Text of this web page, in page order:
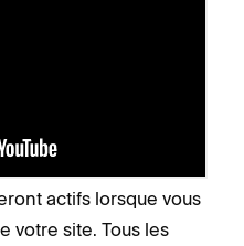
vos domaines. Votre
actifs lorsque vous
votre site. Tous les